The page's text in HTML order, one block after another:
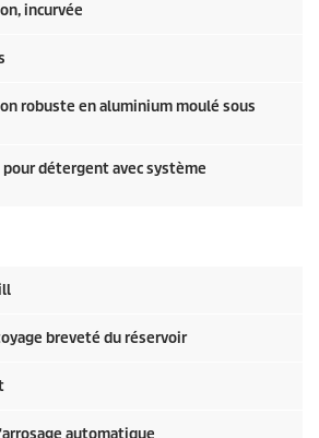
incurvée
robuste en aluminium moulé sous
pour détergent avec système
breveté du réservoir
automatique